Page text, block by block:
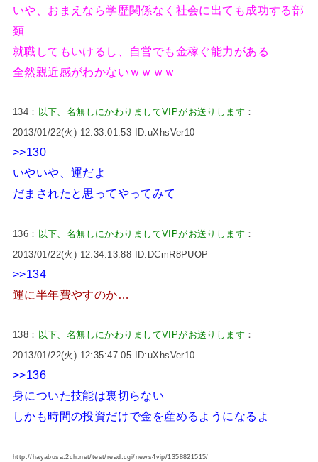
いや、おまえなら学歴関係なく社会に出ても成功する部
類
就職してもいけるし、自営でも金稼ぐ能力がある
全然親近感がわかないｗｗｗｗ
134： 以下、名無しにかわりましてVIPがお送りします ：
2013/01/22(火) 12:33:01.53 ID:uXhsVer10
>>130
いやいや、運だよ
だまされたと思ってやってみて
136： 以下、名無しにかわりましてVIPがお送りします ：
2013/01/22(火) 12:34:13.88 ID:DCmR8PUOP
>>134
運に半年費やすのか…
138： 以下、名無しにかわりましてVIPがお送りします ：
2013/01/22(火) 12:35:47.05 ID:uXhsVer10
>>136
身についた技能は裏切らない
しかも時間の投資だけで金を産めるようになるよ
http://hayabusa.2ch.net/test/read.cgi/news4vip/1358821515/